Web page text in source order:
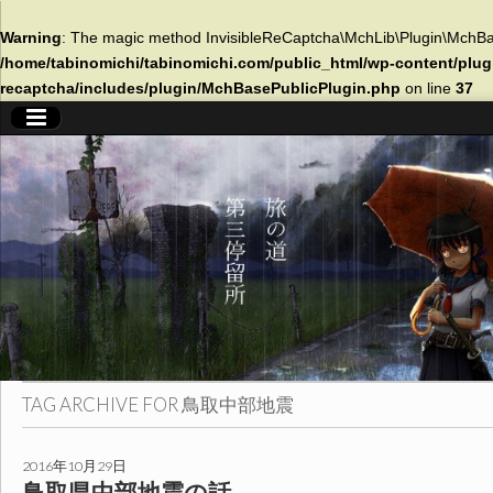
Warning: The magic method
/home/tabinomichi/tabinomichi.com/public_html/wp-content/
recaptcha/includes/plugin/MchBasePublicPlugin.php on line 37
旅
の
道
第
三
停
TAG ARCHIVE FOR鳥取中部地震
2016年10月29日